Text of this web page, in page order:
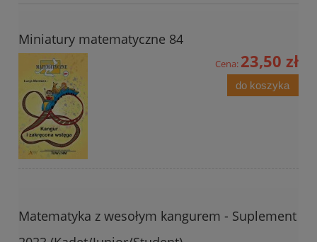
Miniatury matematyczne 84
Cena: 23,50 zł
do koszyka
Matematyka z wesołym kangurem - Suplement